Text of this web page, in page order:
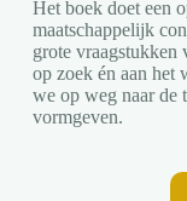
Het boek doet een
maatschappelijk
grote vraagstukken
op zoek én aan het
we op weg naar de
vormgeven.